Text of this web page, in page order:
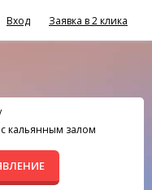
Вход Заявка в 2 клика
кальянным залом